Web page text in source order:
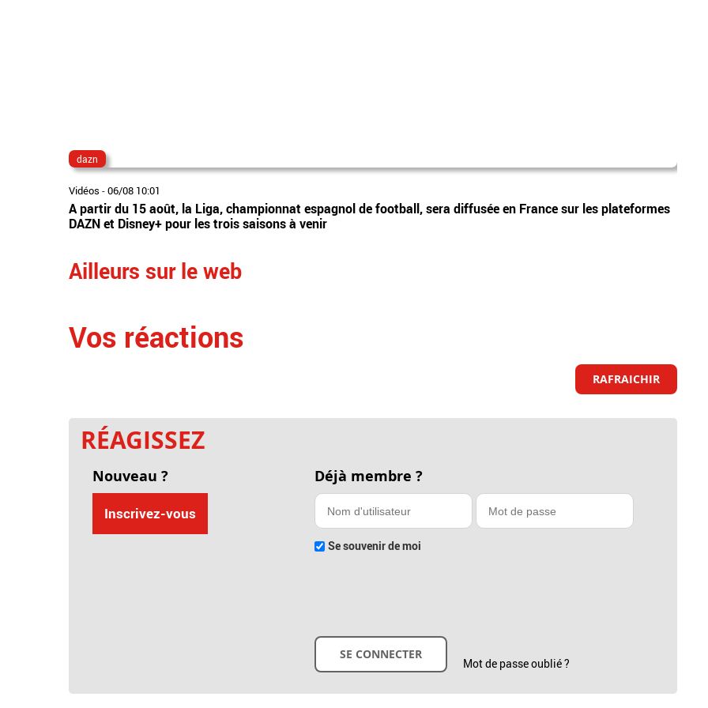
dazn
Vidéos -06/08 10:01
A partir du 15 août, la Liga, championnat espagnol de football, sera diffusée en France sur les plateformes
DAZN et Disney+ pour les trois saisons à venir
Ailleurs sur le web
Vos réactions
RAFRAICHIR
RÉAGISSEZ
Nouveau ?
Inscrivez-vous
Déjà membre ?
Se souvenir de moi
Mot de passe oublié ?